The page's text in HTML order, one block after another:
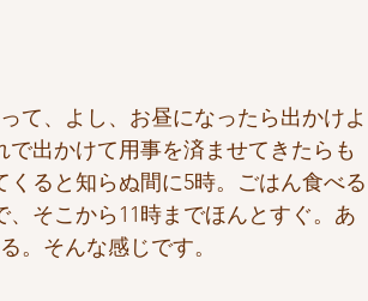
て、よし、お昼になったら出かけよ
出かけて用事を済ませてきたらも
ると知らぬ間に5時。ごはん食べる
そこから11時までほんとすぐ。あ
。そんな感じです。